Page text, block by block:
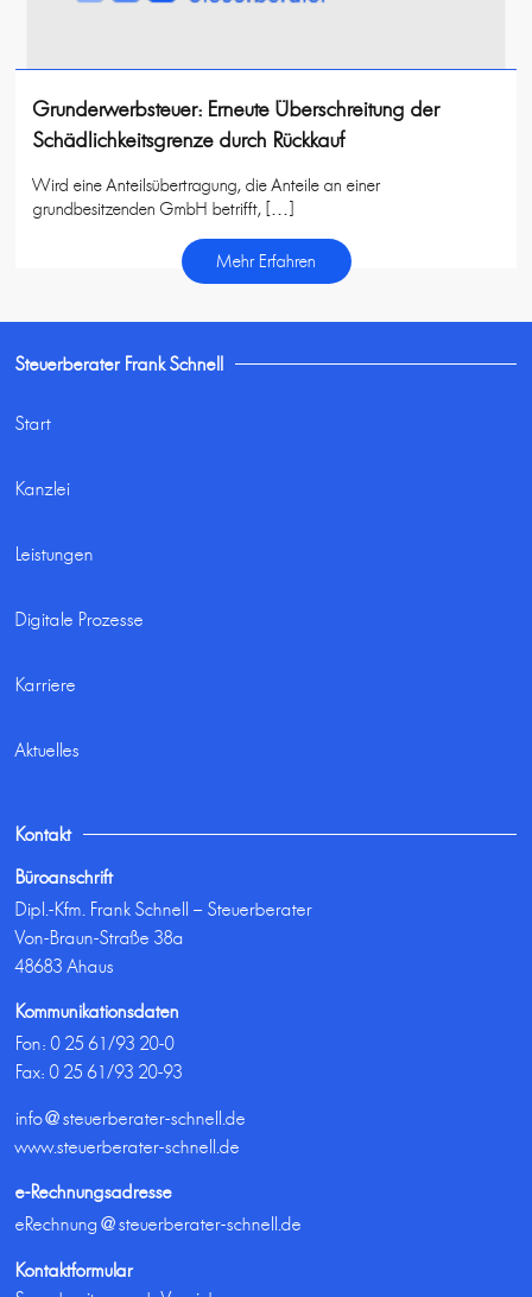
Grunderwerbsteuer: Erneute Überschreitung der
Schädlichkeitsgrenze durch Rückkauf
Wird eine Anteilsübertragung, die Anteile an einer
grundbesitzenden GmbH betrifft, […]
Mehr Erfahren
Steuerberater Frank Schnell
Start
Kanzlei
Leistungen
Digitale Prozesse
Karriere
Aktuelles
Kontakt
Büroanschrift
Dipl.-Kfm. Frank Schnell – Steuerberater
Von-Braun-Straße 38a
48683 Ahaus
Kommunikationsdaten
Fon:0 25 61/93 20-0
Fax: 0 25 61/93 20-93
info@steuerberater-schnell.de
www.steuerberater-schnell.de
e-Rechnungsadresse
eRechnung@steuerberater-schnell.de
Kontaktformular